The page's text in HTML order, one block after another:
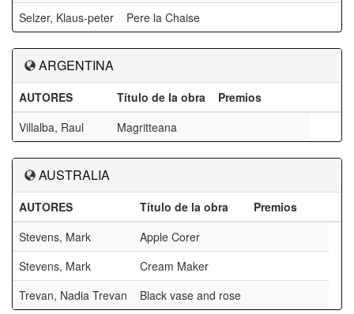
Selzer, Klaus-peter
Pere la Chaise
ARGENTINA
AUTORES Título de la obra
Premios
Villalba, Raul
Magritteana
AUSTRALIA
AUTORES Título de la obra
Premios
Stevens, Mark
Apple Corer
Stevens, Mark
Cream Maker
Trevan, Nadia Trevan
Black vase and rose